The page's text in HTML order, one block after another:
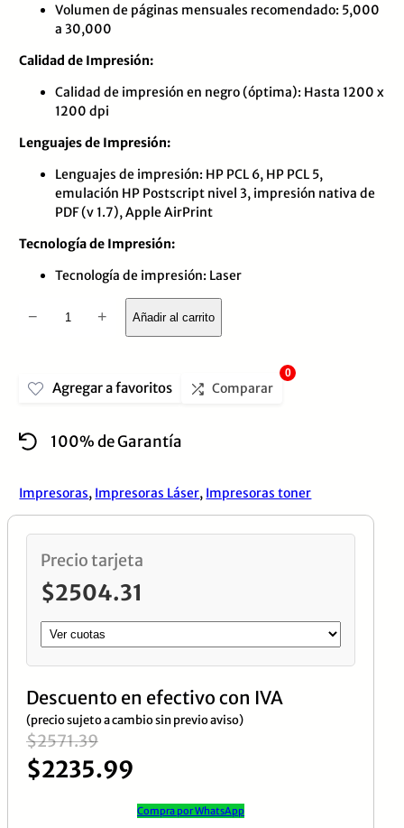
Volumen de páginas mensuales recomendado: 5,000
a 30,000
Calidad de Impresión:
Calidad de impresión en negro (óptima): Hasta 1200 x
1200 dpi
Lenguajes de Impresión:
Lenguajes de impresión: HP PCL 6, HP PCL 5,
emulación HP Postscript nivel 3, impresión nativa de
PDF (v 1.7), Apple AirPrint
Tecnología de Impresión:
Tecnología de impresión: Laser
Impresor
Multifuncional
LaserJet
M634DN
cantidad
− + Añadir al carrito
Agregar a favoritos Comparar
0
100% de Garantía
Impresoras, Impresoras Láser, Impresoras toner
Precio tarjeta
$2504.31
Descuento en efectivo con IVA
(precio sujeto a cambio sin previo aviso)
$2571.39
El
precio
$2235.99
El
precio
Compra por WhatsApp